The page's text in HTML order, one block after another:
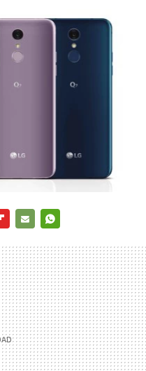
MAIL